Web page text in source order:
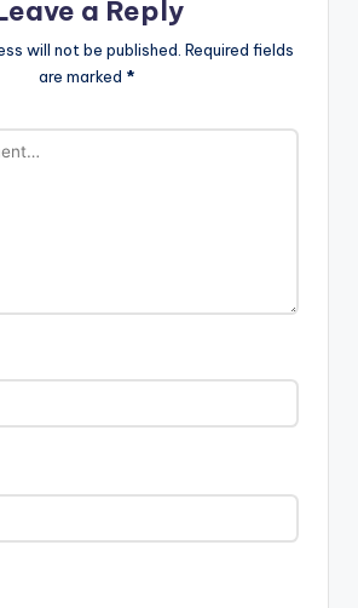
a Reply
will not be published. Required fields
are marked *